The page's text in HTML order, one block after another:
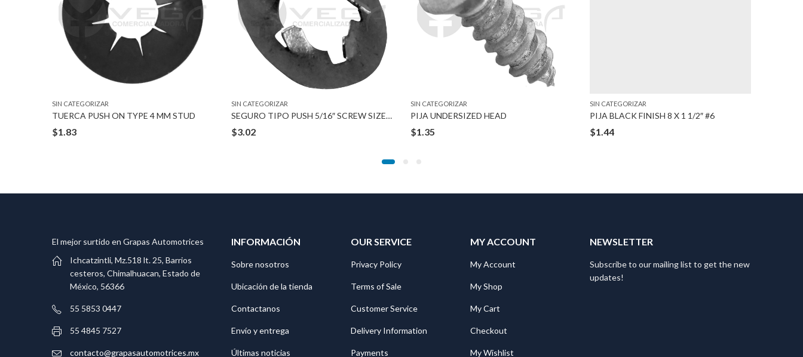
SIN CATEGORIZAR
TUERCA PUSH ON TYPE 4 MM STUD
$1.83
SIN CATEGORIZAR
SEGURO TIPO PUSH 5/16″ SCREW SIZE 5/8″ OUTSIDE
$3.02
SIN CATEGORIZAR
PIJA UNDERSIZED HEAD
$1.35
SIN CATEGORIZAR
PIJA BLACK FINISH 8 X 1 1/2″ #6
$1.44
El mejor surtido en Grapas Automotrices
Ichcatzintli, Mz.518 lt. 25, Barrios
cesteros, Chimalhuacan, Estado de
México, 56366
55 5853 0447
55 4845 7527
contacto@grapasautomotrices.mx
INFORMACIÓN
Sobre nosotros
Ubicación de la tienda
Contactanos
Envío y entrega
Últimas noticias
OUR SERVICE
Privacy Policy
Terms of Sale
Customer Service
Delivery Information
Payments
MY ACCOUNT
My Account
My Shop
My Cart
Checkout
My Wishlist
NEWSLETTER
Subscribe to our mailing list to get the new
updates!